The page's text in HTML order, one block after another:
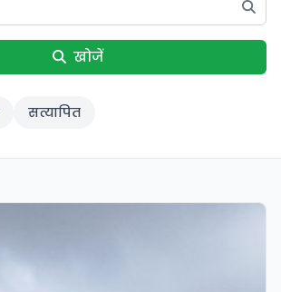
खोजें
सत्यापित